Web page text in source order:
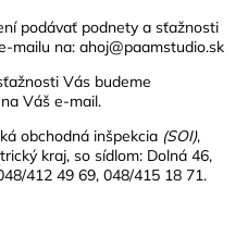
podávať podnety a sťažnosti
mailu na: ahoj@paamstudio.sk
Vás budeme
Váš e-mail.
obchodná inšpekcia (SOI),
kraj, so sídlom: Dolná 46,
412 49 69, 048/415 18 71.